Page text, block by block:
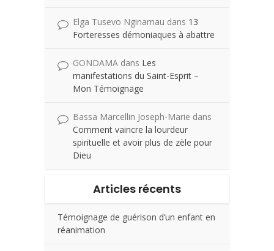
Elga Tusevo Nginamau dans 13
Forteresses démoniaques à abattre
GONDAMA dans Les
manifestations du Saint-Esprit –
Mon Témoignage
Bassa Marcellin Joseph-Marie dans
Comment vaincre la lourdeur
spirituelle et avoir plus de zèle pour
Dieu
Articles récents
Témoignage de guérison d’un enfant en
réanimation